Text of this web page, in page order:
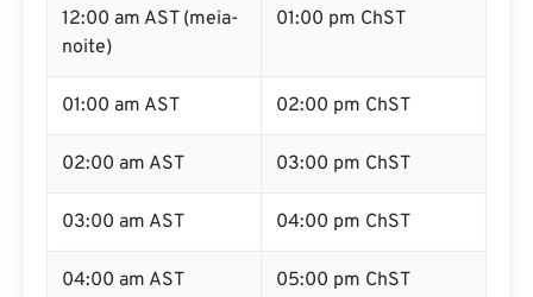
12:00 am AST (meia-
noite)
01:00 pm ChST
01:00 am AST 02:00 pm ChST
02:00 am AST 03:00 pm ChST
03:00 am AST 04:00 pm ChST
04:00 am AST 05:00 pm ChST